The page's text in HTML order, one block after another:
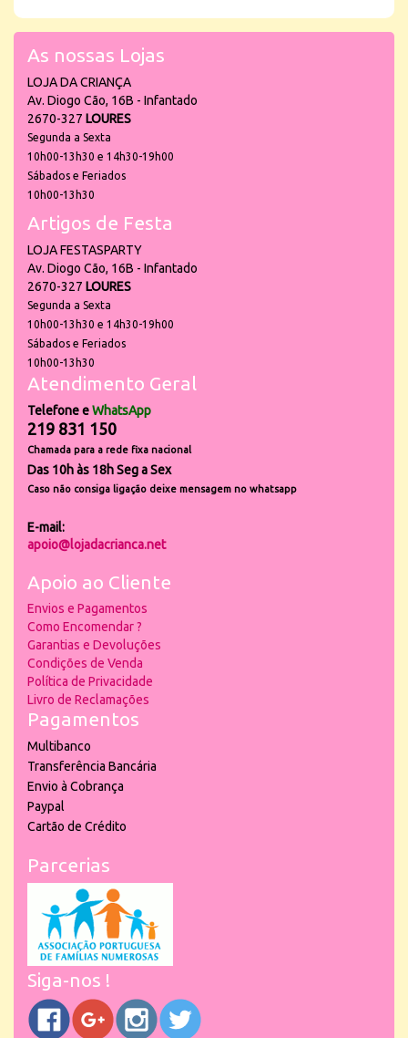
As nossas Lojas
LOJA DA CRIANÇA
Av. Diogo Cão, 16B - Infantado
2670-327 LOURES
Segunda a Sexta
10h00-13h30 e 14h30-19h00
Sábados e Feriados
10h00-13h30
Artigos de Festa
LOJA FESTASPARTY
Av. Diogo Cão, 16B - Infantado
2670-327 LOURES
Segunda a Sexta
10h00-13h30 e 14h30-19h00
Sábados e Feriados
10h00-13h30
Atendimento Geral
Telefone eWhatsApp
219 831 150
Chamada para a rede fixa nacional
Das 10h às 18h Seg a Sex
Caso não consiga ligação deixe mensagem no whatsapp
E-mail:
apoio@lojadacrianca.net
Apoio ao Cliente
Envios e Pagamentos
Como Encomendar ?
Garantias e Devoluções
Condições de Venda
Política de Privacidade
Livro de Reclamações
Pagamentos
Multibanco
Transferência Bancária
Envio à Cobrança
Paypal
Cartão de Crédito
Parcerias
Siga-nos !